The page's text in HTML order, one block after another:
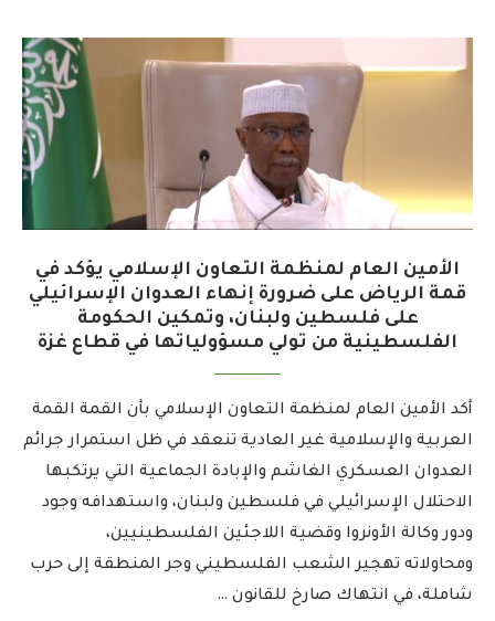
الأمين العام لمنظمة التعاون الإسلامي يؤكد في
قمة الرياض على ضرورة إنهاء العدوان الإسرائيلي
على فلسطين ولبنان، وتمكين الحكومة
الفلسطينية من تولي مسؤولياتها في قطاع غزة
أكد الأمين العام لمنظمة التعاون الإسلامي بأن القمة القمة
العربية والإسلامية غير العادية تنعقد في ظل استمرار جرائم
العدوان العسكري الغاشم والإبادة الجماعية التي يرتكبها
الاحتلال الإسرائيلي في فلسطين ولبنان، واستهدافه وجود
ودور وكالة الأونروا وقضية اللاجئين الفلسطينيين،
ومحاولاته تهجير الشعب الفلسطيني وجر المنطقة إلى حرب
شاملة، في انتهاك صارخ للقانون …